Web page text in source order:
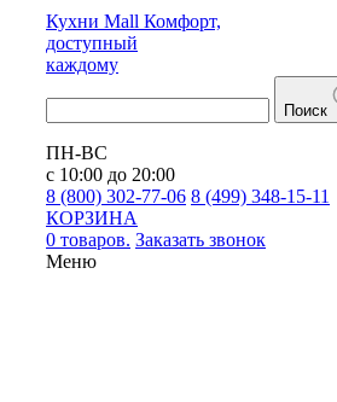
Кухни Mall Комфорт,
доступный
каждому
Поиск
ПН-ВС
с 10:00 до 20:00
8 (800) 302-77-06 8 (499) 348-15-11
КОРЗИНА
0 товаров. Заказать звонок
Меню